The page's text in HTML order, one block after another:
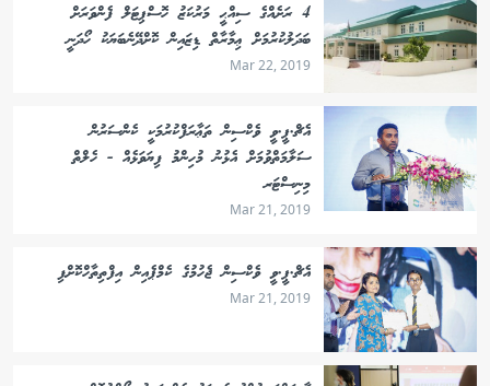
4 ރަށެއްގެ ސިއްޙީ މަރުކަޒު ހޮސްޕިޓަލް ފެންވަރަށް
ބަދަލުކުރުމަށް ޢިމާރާތް ޑިޒައިން ކޮށްދޭނެބަޔަކު ހޯދަނީ
Mar 22, 2019
އެޗް.ޕީ.ވީ ވެކްސިން ތަޢާރަފްކުރުމަކީ ކެންސަރުން
ސަލާމަތްވުމަށް އެޅުނު މުހިންމު ފިޔަވަޅެއް - ހެލްތް
މިނިސްޓަރ
Mar 21, 2019
އެޗް.ޕީ.ވީ ވެކްސިން ޖެހުމުގެ ކެމްޕެއިން އިފްތިތާހްކޮށްފި
Mar 21, 2019